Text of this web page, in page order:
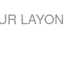
LAYON